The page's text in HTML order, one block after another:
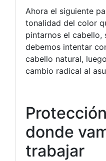
Ahora el siguiente
tonalidad del color
pintarnos el cabello,
debemos intentar
cabello natural,
cambio radical al
donde
trabajar